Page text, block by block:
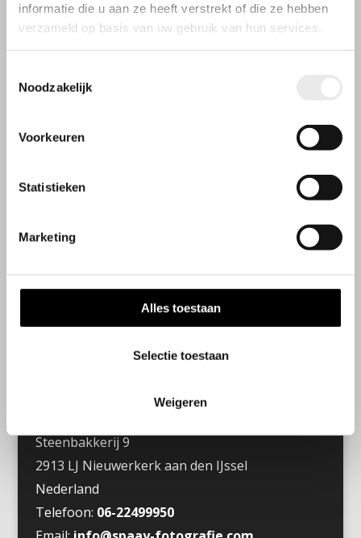
informatie die u aan ze heeft verstrekt of die ze hebben
verzameld op basis van uw gebruik van hun services.
Noodzakelijk
Voorkeuren
Statistieken
Marketing
Alles toestaan
Selectie toestaan
Weigeren
Wij werken op afspraak
Steenbakkerij 9
2913 LJ Nieuwerkerk aan den IJssel
Nederland
Telefoon: 06-22499950